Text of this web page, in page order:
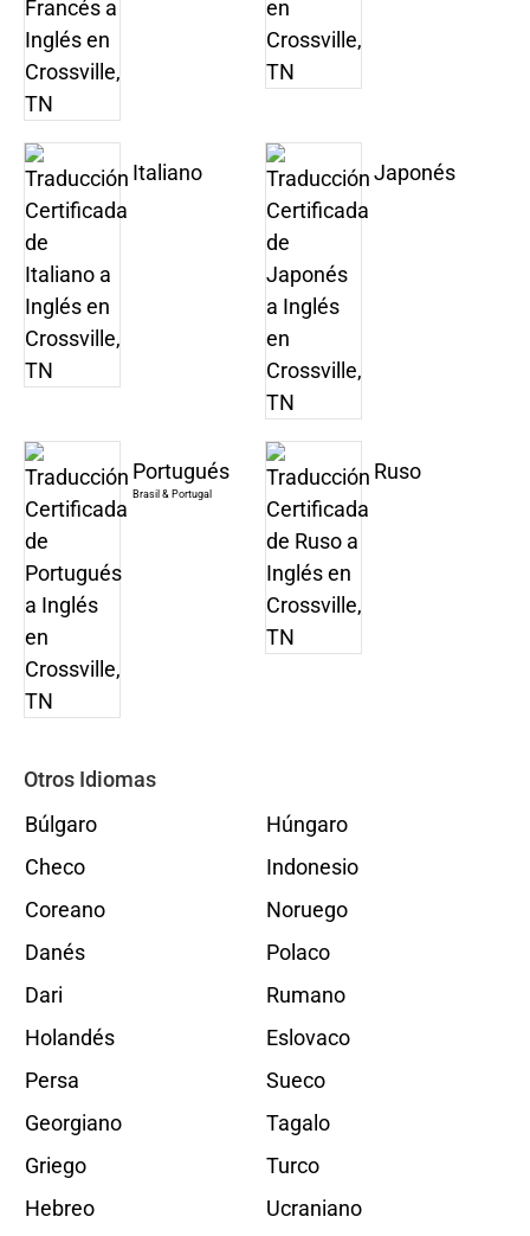
Italiano Japonés
Portugués
Brasil & Portugal
Ruso
Otros Idiomas
Búlgaro
Checo
Coreano
Danés
Dari
Holandés
Persa
Georgiano
Griego
Hebreo
Húngaro
Indonesio
Noruego
Polaco
Rumano
Eslovaco
Sueco
Tagalo
Turco
Ucraniano